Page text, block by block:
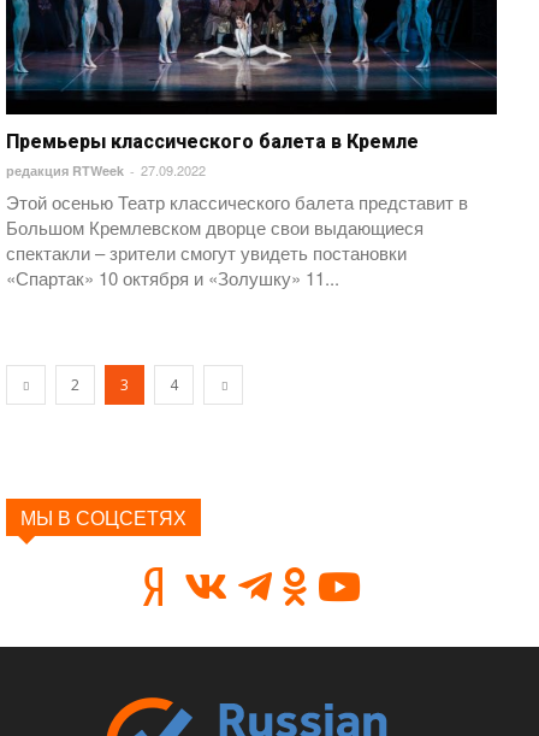
Премьеры классического балета в Кремле
редакция RTWeek - 27.09.2022
Этой осенью Театр классического балета представит в
Большом Кремлевском дворце свои выдающиеся
спектакли – зрители смогут увидеть постановки
«Спартак» 10 октября и «Золушку» 11...
2 3 4
МЫ В СОЦСЕТЯХ